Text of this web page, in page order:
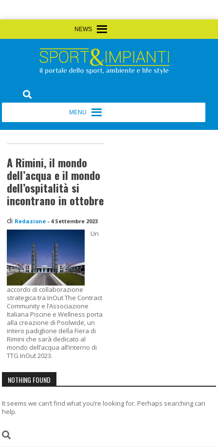
to
Sport&Impianti
A Rimini, il mondo
dell’acqua e il mondo
dell’ospitalità si
incontrano in ottobre
di Redazione - 4 Settembre 2023
Un
accordo di collaborazione
strategica tra InOut The Contract
Community e l’Associazione
Italiana Piscine e Wellness porta
alla creazione di Poolwide, un
intero padiglione della Fiera di
Rimini che sarà dedicato al
mondo dell’acqua all’interno di
TTG InOut 2023.
NOTHING FOUND
It seems we can’t find what you’re looking for. Perhaps searching can
help.